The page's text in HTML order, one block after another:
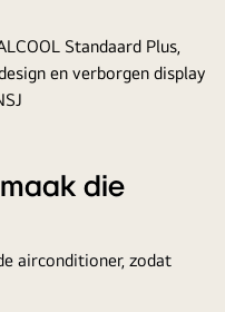
die
airconditioner, zodat